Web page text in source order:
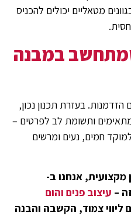
מטאליים יכולים להכניס
במבנה
בעזרת תכנון נכון,
ותשומת לב לפרטים –
חמים, נעים ומרשים
אנחנו ב-
עיצוב פנים והום
ליווי צמוד, הקשבה והבנה